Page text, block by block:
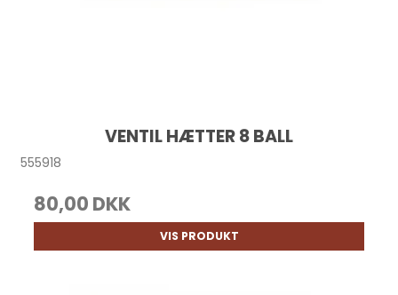
VENTIL HÆTTER 8 BALL
555918
80,00 DKK
VIS PRODUKT